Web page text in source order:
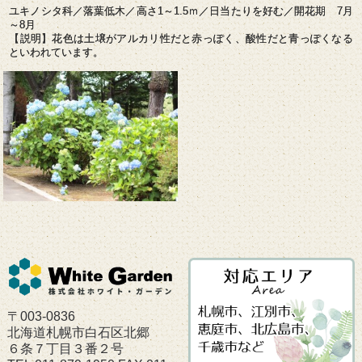
ユキノシタ科／落葉低木／高さ1～1.5ｍ／日当たりを好む／開花期 7月
～8月
【説明】花色は土壌がアルカリ性だと赤っぽく、酸性だと青っぽくなる
といわれています。
〒003-0836
北海道札幌市白石区北郷
６条７丁目３番２号